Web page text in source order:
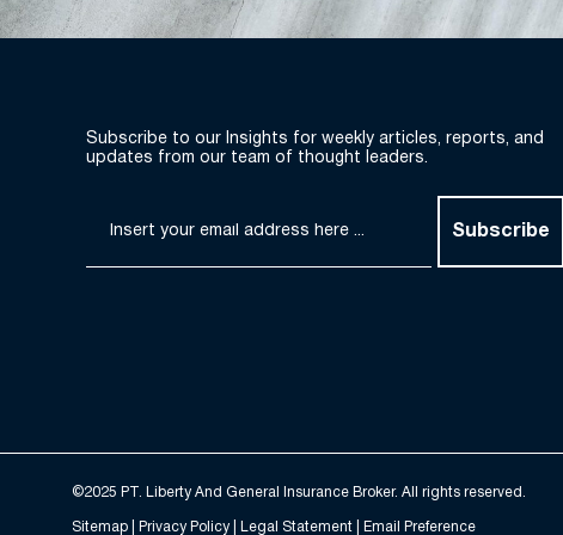
Subscribe to our Insights for weekly articles, reports, and
updates from our team of thought leaders.
Subscribe
©2025 PT. Liberty And General Insurance Broker. All rights reserved.
Sitemap | Privacy Policy | Legal Statement | Email Preference